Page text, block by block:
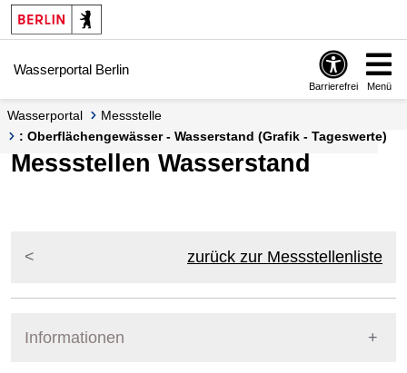
Springe zur Navigation
Springe zum Inhalt
Wasserportal Berlin
Barrierefrei Menü
Wasserportal
Messstelle
: Oberflächengewässer - Wasserstand (Grafik - Tageswerte)
Messstellen Wasserstand
zurück zur Messstellenliste
Informationen